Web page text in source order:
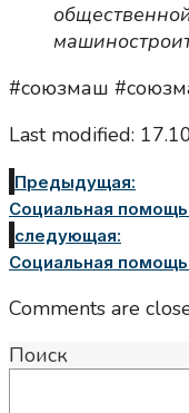
#союзмаш
Last modified:
Предыдущая:
Социальная помощь
следующая:
Социальная помощь
Comments are
Поиск